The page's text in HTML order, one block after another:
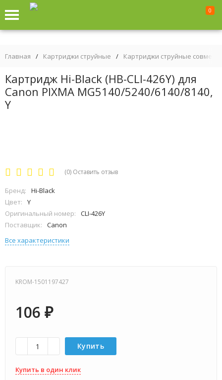
0
Главная / Картриджи струйные / Картриджи струйные
Картридж Hi-Black (HB-CLI-426Y) для
Canon PIXMA MG5140/5240/6140/8140,
Y
(0) Оставить отзыв
Бренд:
Hi-Black
Цвет:
Y
Оригинальный номер:
CLI-426Y
Поставщик:
Canon
Все характеристики
KROM-1501197427
106 ₽
Купить
Купить в один клик